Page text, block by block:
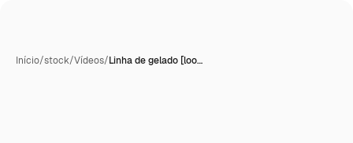
Início/stock/Vídeos/Linha de gelado [loo…